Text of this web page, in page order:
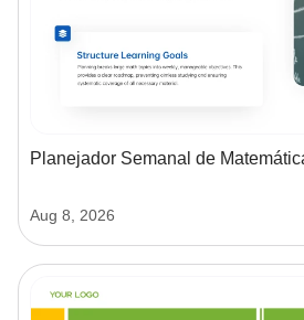
Planejador Semanal de
Aug 8, 2026